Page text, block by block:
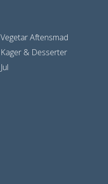
Vegetar Aftensmad
Kager & Desserter
Jul